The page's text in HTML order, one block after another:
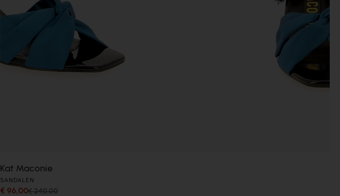
Kat Maconie
SANDALEN
€ 96,00€ 240,00